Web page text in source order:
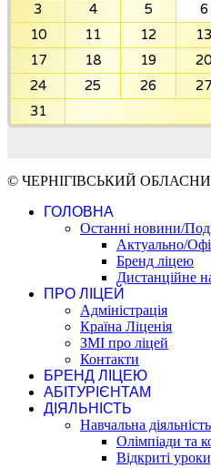
3
4 5 6
10
11 12 13
17
18 19 20
24
25 26 27
31
© ЧЕРНІГІВСЬКИЙ
ГОЛОВНА
Останні новини/
Актуально/
Бренд ліцею
Дистанційне
ПРО ЛІЦЕЙ
Адміністрація
Країна Ліценія
ЗМІ про ліцей
Контакти
БРЕНД ЛІЦЕЮ
АБІТУРІЄНТАМ
ДІЯЛЬНІСТЬ
Навчальна діяльність
Олімпіади та
Відкриті